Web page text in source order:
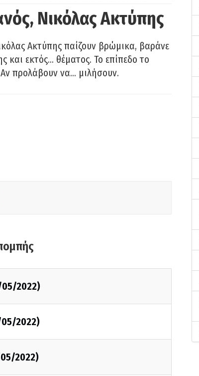
Νικόλας Ακτύπης
Ακτύπης παίζουν βρώμικα, βαράνε
και εκτός… θέματος. Το επίπεδο το
προλάβουν να… μιλήσουν.
05/2022)
05/2022)
2022)